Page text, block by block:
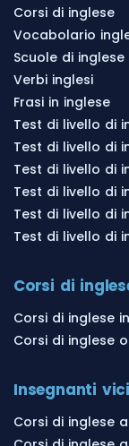
Corsi di inglese
Vocabolario
Scuole di inglese
Verbi inglesi
Frasi in inglese
Test di livello di
Test di livello di
Test di livello di
Test di livello di
Test di livello di
Test di livello di
Corsi di
Corsi di inglese
Corsi di inglese
Insegnanti
Corsi di inglese